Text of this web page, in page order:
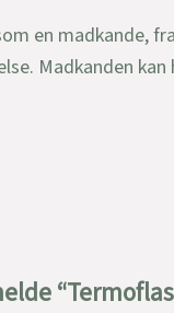
en
Madkanden